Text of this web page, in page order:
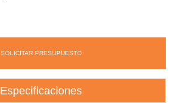
SOLICITAR PRESUPUESTO
Especificaciones